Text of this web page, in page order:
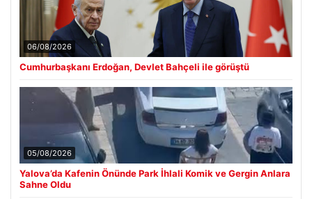
06/08/2026
Cumhurbaşkanı Erdoğan, Devlet Bahçeli ile görüştü
05/08/2026
Yalova’da Kafenin Önünde Park İhlali Komik ve Gergin Anlara
Sahne Oldu